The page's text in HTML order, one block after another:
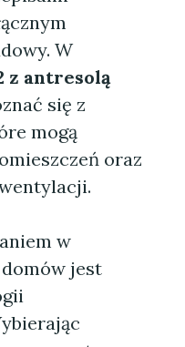
W
z antresolą
się z
mogą
oraz
w
jest